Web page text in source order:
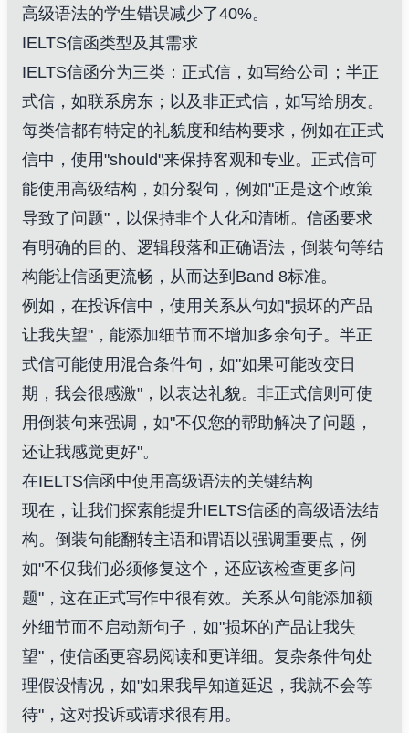
高级语法的学生错误减少了40%。
IELTS信函类型及其需求
IELTS信函分为三类：正式信，如写给公司；半正
式信，如联系房东；以及非正式信，如写给朋友。
每类信都有特定的礼貌度和结构要求，例如在正式
信中，使用"should"来保持客观和专业。正式信可
能使用高级结构，如分裂句，例如"正是这个政策
导致了问题"，以保持非个人化和清晰。信函要求
有明确的目的、逻辑段落和正确语法，倒装句等结
构能让信函更流畅，从而达到Band 8标准。
例如，在投诉信中，使用关系从句如"损坏的产品
让我失望"，能添加细节而不增加多余句子。半正
式信可能使用混合条件句，如"如果可能改变日
期，我会很感激"，以表达礼貌。非正式信则可使
用倒装句来强调，如"不仅您的帮助解决了问题，
还让我感觉更好"。
在IELTS信函中使用高级语法的关键结构
现在，让我们探索能提升IELTS信函的高级语法结
构。倒装句能翻转主语和谓语以强调重要点，例
如"不仅我们必须修复这个，还应该检查更多问
题"，这在正式写作中很有效。关系从句能添加额
外细节而不启动新句子，如"损坏的产品让我失
望"，使信函更容易阅读和更详细。复杂条件句处
理假设情况，如"如果我早知道延迟，我就不会等
待"，这对投诉或请求很有用。